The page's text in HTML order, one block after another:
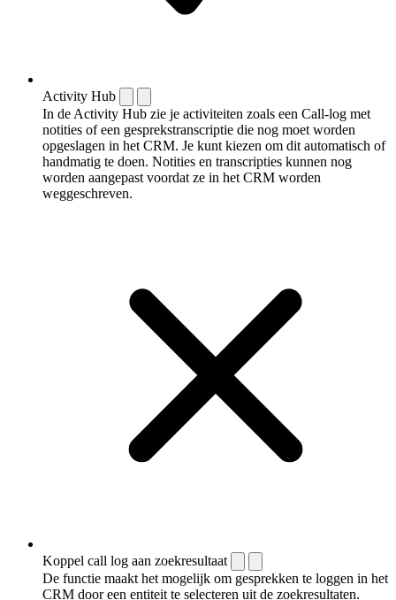
Activity Hub
In de Activity Hub zie je activiteiten zoals een Call-log met
notities of een gespreks­transcriptie die nog moet worden
opgeslagen in het CRM. Je kunt kiezen om dit automatisch of
handmatig te doen. Notities en transcripties kunnen nog
worden aangepast voordat ze in het CRM worden
weggeschreven.
Koppel call log aan zoekresultaat
De functie maakt het mogelijk om gesprekken te loggen in het
CRM door een entiteit te selecteren uit de zoekresultaten.